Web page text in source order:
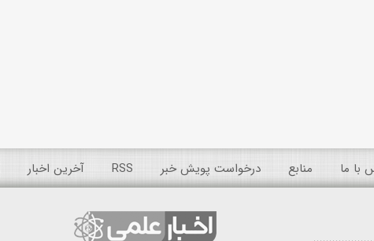
با ما منابع درخواست پویش خبر RSS آخرین اخبار